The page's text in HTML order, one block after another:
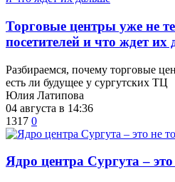
Торговые центры уже не
посетителей и что ждет их
Разбираемся, почему торговые
есть ли будущее у сургутских ТЦ
Юлия Латипова
04 августа в 14:36
1317 0
​Ядро центра Сургута ‒